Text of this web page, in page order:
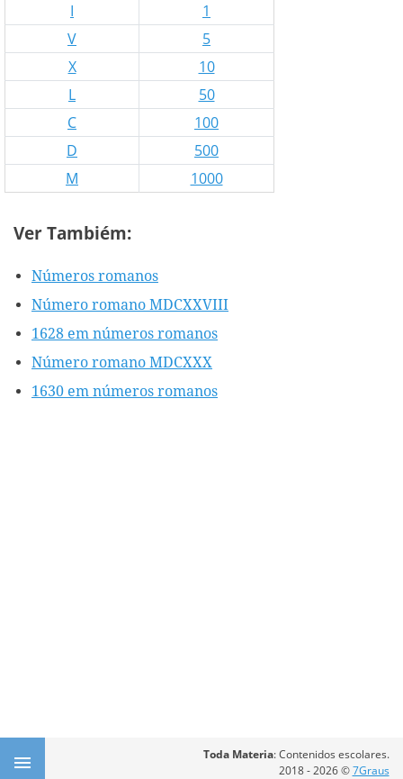
I
1
V
5
X
10
L
50
C
100
D
500
M
1000
Ver Tambiém:
Números romanos
Número romano MDCXXVIII
1628 em números romanos
Número romano MDCXXX
1630 em números romanos
Toda Materia: Contenidos escolares.
2018 - 2026 ©7Graus